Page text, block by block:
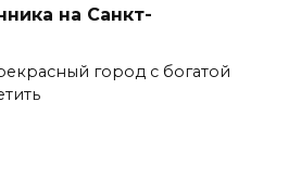
на Санкт-
город с богатой